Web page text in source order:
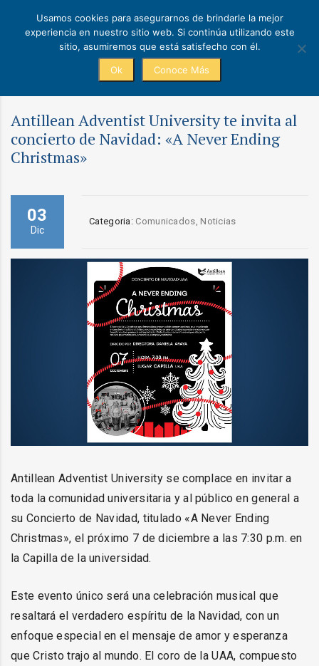
Antillean Adventist University te invita al
concierto de Navidad: «A Never Ending
Christmas»
03
Dic
Categoria: Comunicados, Noticias
Antillean Adventist University se complace en invitar a
toda la comunidad universitaria y al público en general a
su Concierto de Navidad, titulado «A Never Ending
Christmas», el próximo 7 de diciembre a las 7:30 p.m. en
la Capilla de la universidad.
Este evento único será una celebración musical que
resaltará el verdadero espíritu de la Navidad, con un
enfoque especial en el mensaje de amor y esperanza
que Cristo trajo al mundo. El coro de la UAA, compuesto
Usamos cookies para asegurarnos de brindarle la mejor
experiencia en nuestro sitio web. Si continúa utilizando este
sitio, asumiremos que está satisfecho con él.
Ok Conoce Más